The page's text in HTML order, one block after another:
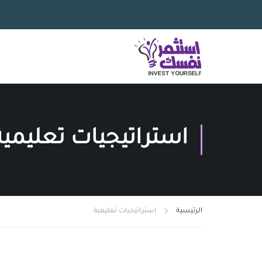
استراتيجيات
الرئيسية استراتيجيات تعليمية